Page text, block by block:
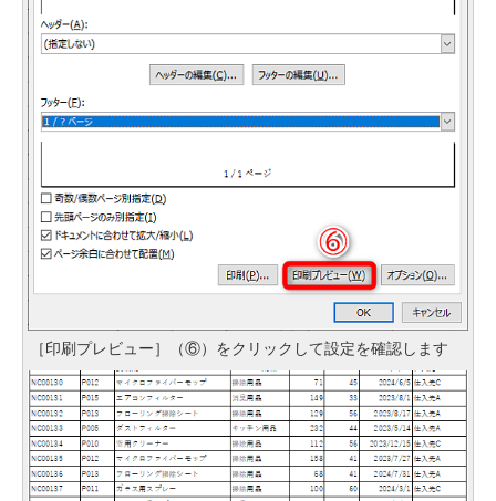
［印刷プレビュー］（⑥）をクリックして設定を確認します